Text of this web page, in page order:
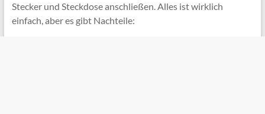
Stecker und Steckdose anschließen. Alles ist wirklich
einfach, aber es gibt Nachteile: